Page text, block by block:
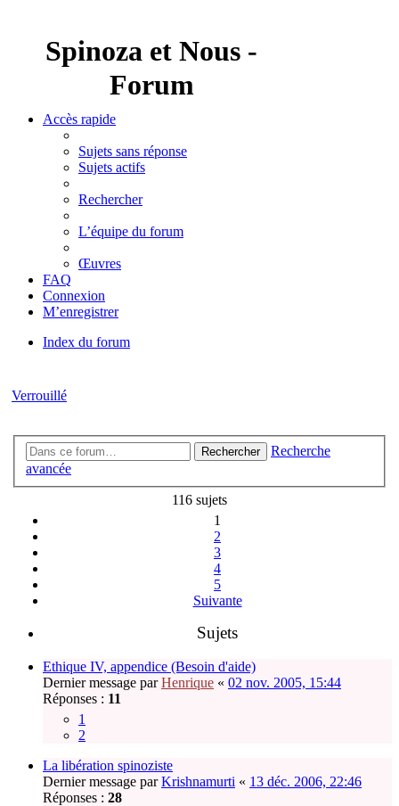
Spinoza et Nous -
Forum
Accès rapide
Sujets sans réponse
Sujets actifs
Rechercher
L’équipe du forum
Œuvres
FAQ
Connexion
M’enregistrer
Index du forum
Verrouillé
Rechercher
Recherche
avancée
116 sujets
1
2
3
4
5
Suivante
Sujets
Ethique IV, appendice (Besoin d'aide)
Dernier message parHenrique « 02 nov. 2005, 15:44
Réponses : 11
1
2
La libération spinoziste
Dernier message parKrishnamurti « 13 déc. 2006, 22:46
Réponses : 28